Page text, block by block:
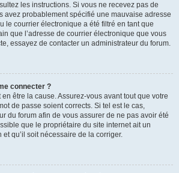
les instructions. Si vous ne recevez pas de
avez probablement spécifié une mauvaise adresse
le courrier électronique a été filtré en tant que
que l’adresse de courrier électronique que vous
essayez de contacter un administrateur du forum.
connecter ?
être la cause. Assurez-vous avant tout que votre
de passe soient corrects. Si tel est le cas,
du forum afin de vous assurer de ne pas avoir été
que le propriétaire du site internet ait un
qu’il soit nécessaire de la corriger.